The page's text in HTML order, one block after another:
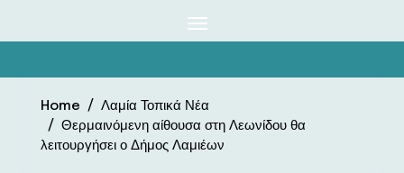
Home
Λαμία Τοπικά Νέα
Θερμαινόμενη αίθουσα στη Λεωνίδου θα
λειτουργήσει ο Δήμος Λαμιέων